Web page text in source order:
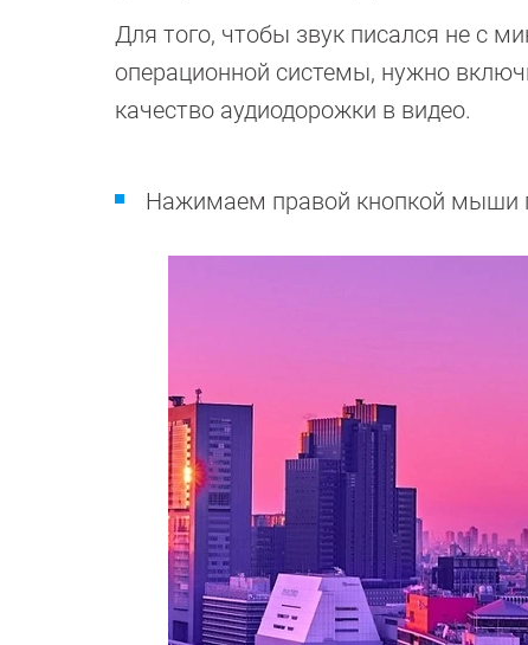
Для того, чтобы звук писался не с
операционной системы, нужно
качество аудиодорожки в видео.
Нажимаем правой кнопкой мыши